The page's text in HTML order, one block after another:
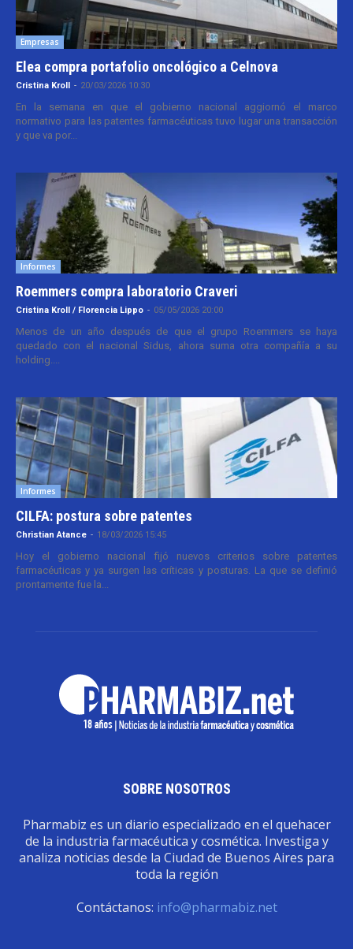
Empresas
Elea compra portafolio oncológico a Celnova
Cristina Kroll - 20/03/2026 10:30
En la semana en que el gobierno nacional aggiornó el marco
normativo para las patentes farmacéuticas tuvo lugar una transacción
y que va por...
Informes
Roemmers compra laboratorio Craveri
Cristina Kroll / Florencia Lippo - 05/05/2026 20:00
Menos de un año después de que el grupo Roemmers se haya
quedado con el nacional Sidus, ahora suma otra compañía a su
holding....
Informes
CILFA: postura sobre patentes
Christian Atance - 18/03/2026 15:45
Hoy el gobierno nacional fijó nuevos criterios sobre patentes
farmacéuticas y ya surgen las críticas y posturas. La que se definió
prontamente fue la...
SOBRE NOSOTROS
Pharmabiz es un diario especializado en el quehacer
de la industria farmacéutica y cosmética. Investiga y
analiza noticias desde la Ciudad de Buenos Aires para
toda la región
Contáctanos: info@pharmabiz.net